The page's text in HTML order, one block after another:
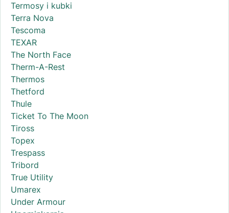
Termosy i kubki
Terra Nova
Tescoma
TEXAR
The North Face
Therm-A-Rest
Thermos
Thetford
Thule
Ticket To The Moon
Tiross
Topex
Trespass
Tribord
True Utility
Umarex
Under Armour